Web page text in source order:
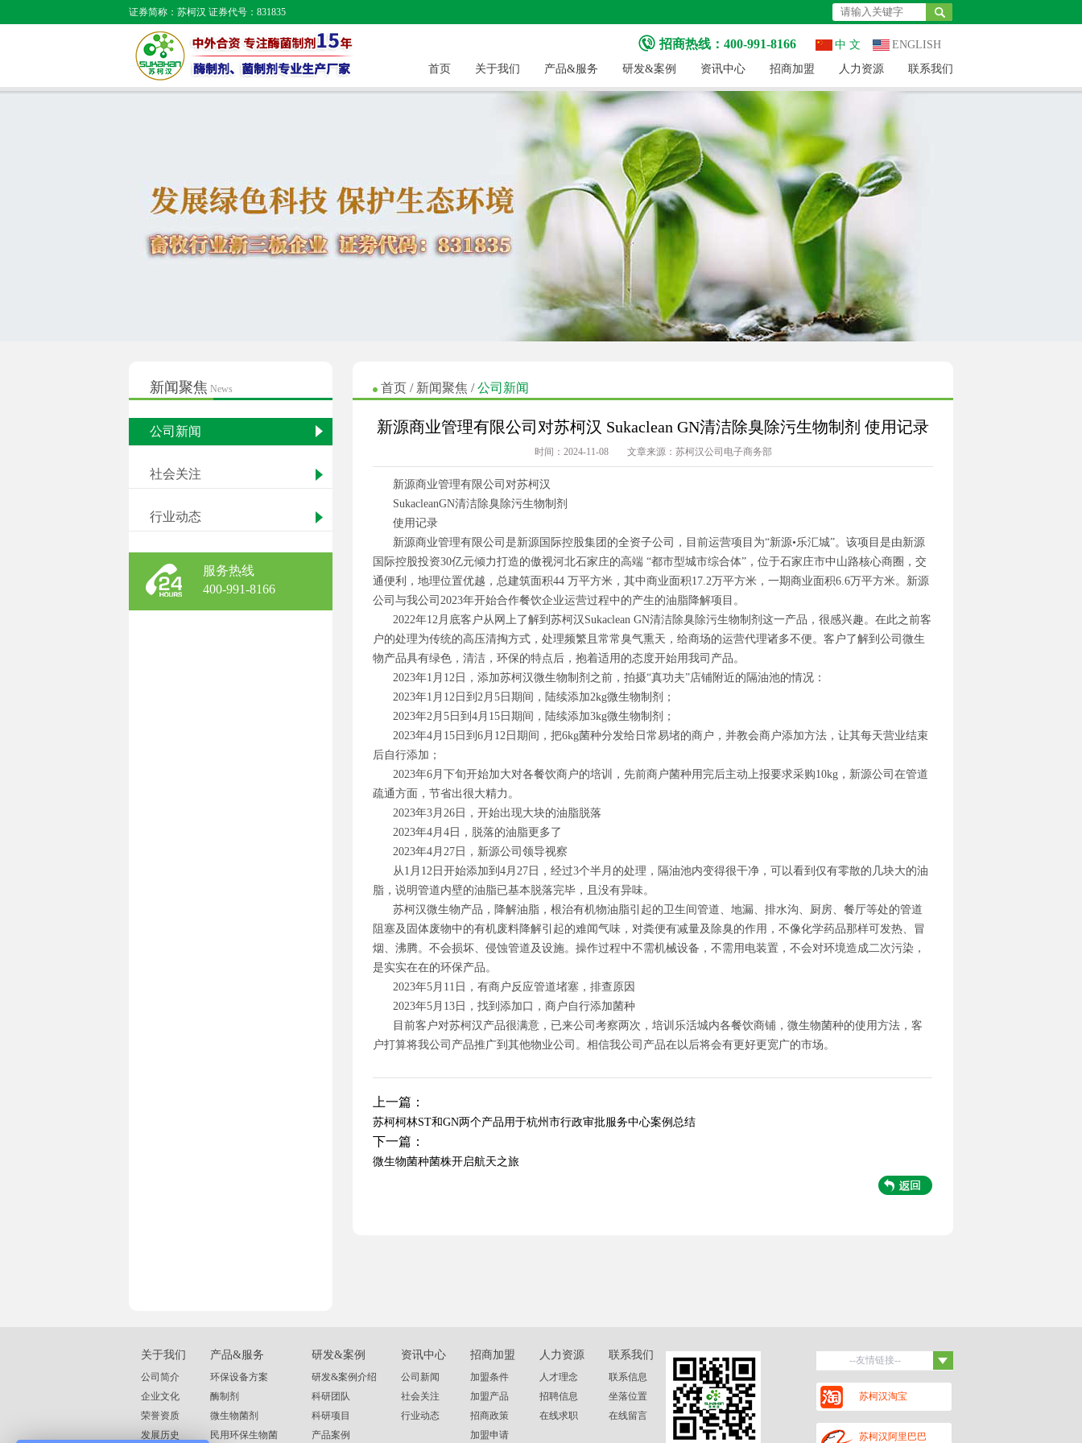
证券简称：苏柯汉 证券代号：831835
招商热线：400-991-8166 中 文
ENGLISH
首页
关于我们 产品&服务 研发&案例 资讯中心 招商加盟 人力资源 联系我们
新闻聚焦 News
公司新闻
社会关注
行业动态
服务热线
400-991-8166
首页 / 新闻聚焦 /公司新闻
新源商业管理有限公司对苏柯汉 Sukaclean GN清洁除臭除污生物制剂 使用记录
时间：2024-11-08 文章来源：苏柯汉公司电子商务部
新源商业管理有限公司对苏柯汉
SukacleanGN清洁除臭除污生物制剂
使用记录
新源商业管理有限公司是新源国际控股集团的全资子公司，目前运营项目为“新源•乐汇城”。该项目是由新源
国际控股投资30亿元倾力打造的傲视河北石家庄的高端 “都市型城市综合体”，位于石家庄市中山路核心商圈，交
通便利，地理位置优越，总建筑面积44 万平方米，其中商业面积17.2万平方米，一期商业面积6.6万平方米。新源
公司与我公司 2023年开始合作餐饮企业运营过程中的产生的油脂降解项目。
2022年12月底客户从网上了解到苏柯汉 Sukaclean GN清洁除臭除污生物制剂这一产品，很感兴趣。在此之前客
户的处理为传统的高压清掏方式，处理频繁且常常臭气熏天，给商场的运营代理诸多不便。客户了解到公司微生
物产品具有绿色，清洁，环保的特点后，抱着适用的态度开始用我司产品。
2023年1 月 12 日，添加苏柯汉微生物制剂之前，拍摄“真功夫”店铺附近的隔油池的情况：
2023年1 月 12 日到 2月 5 日期间，陆续添加2kg微生物制剂；
2023年2月 5 日到 4月 15 日期间，陆续添加3kg微生物制剂；
2023年4月 15 日到 6月 12 日期间，把6kg菌种分发给日常易堵的商户，并教会商户添加方法，让其每天营业结束
后自行添加；
2023年6月下旬开始加大对各餐饮商户的培训，先前商户菌种用完后主动上报要求采购10kg ，新源公司在管道
疏通方面，节省出很大精力。
2023年3月 26 日，开始出现大块的油脂脱落
2023年4月 4 日，脱落的油脂更多了
2023年4月 27 日，新源公司领导视察
从1 月 12 日开始添加到 4月 27 日，经过3个半月的处理，隔油池内变得很干净，可以看到仅有零散的几块大的油
脂，说明管道内壁的油脂已基本脱落完毕，且没有异味。
苏柯汉微生物产品，降解油脂，根治有机物油脂引起的卫生间管道、地漏、排水沟、厨房、餐厅等处的管道
阻塞及固体废物中的有机废料降解引起的难闻气味，对粪便有减量及除臭的作用，不像化学药品那样可发热、冒
烟、沸腾。不会损坏、侵蚀管道及设施。操作过程中不需机械设备，不需用电装置，不会对环境造成二次污染，
是实实在在的环保产品。
2023年5月 11 日，有商户反应管道堵塞，排查原因
2023年5月 13 日，找到添加口，商户自行添加菌种
目前客户对苏柯汉产品很满意，已来公司考察两次，培训乐活城内各餐饮商铺，微生物菌种的使用方法，客
户打算将我公司产品推广到其他物业公司。相信我公司产品在以后将会有更好更宽广的市场。
上一篇：
苏柯柯林ST和GN两个产品用于杭州市行政审批服务中心案例总结
下一篇：
微生物菌种菌株开启航天之旅
关于我们
公司简介
企业文化
荣誉资质
发展历史
产品&服务
环保设备方案
酶制剂
微生物菌剂
民用环保生物菌
研发&案例
研发&案例介绍
科研团队
科研项目
产品案例
资讯中心
公司新闻
社会关注
行业动态
招商加盟
加盟条件
加盟产品
招商政策
加盟申请
人力资源
人才理念
招聘信息
在线求职
联系我们
联系信息
坐落位置
在线留言
--友情链接--
保罗蒂姆汉
潍坊招聘网
苏柯汉淘宝
苏柯汉阿里巴巴